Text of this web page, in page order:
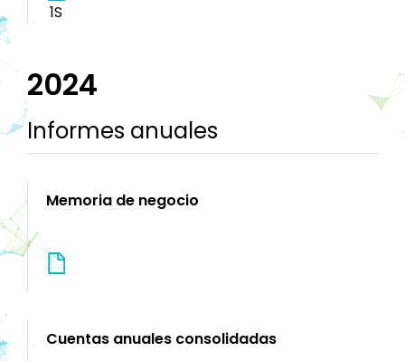
1S
2024
Informes anuales
Memoria de negocio
Cuentas anuales consolidadas